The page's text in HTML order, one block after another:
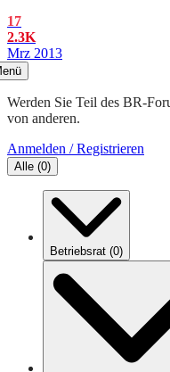
17
2.3K
Mrz 2013
Werden Sie Teil des BR-
von anderen.
Anmelden / Registrieren
Alle (0)
Betriebsrat (0)